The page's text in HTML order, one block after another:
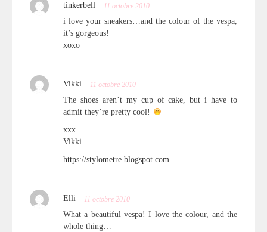
tinkerbell 11 octobre 2010
i love your sneakers…and the colour of the vespa,
it’s gorgeous!
xoxo
Vikki 11 octobre 2010
The shoes aren’t my cup of cake, but i have to
admit they’re pretty cool!
xxx
Vikki
https://stylometre.blogspot.com
Elli 11 octobre 2010
What a beautiful vespa! I love the colour, and the
whole thing…